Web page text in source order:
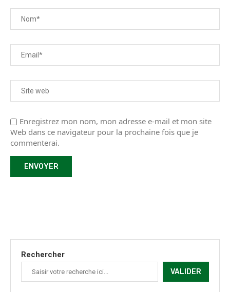
Enregistrez mon nom, mon adresse e-mail et mon site
Web dans ce navigateur pour la prochaine fois que je
commenterai.
Rechercher
VALIDER